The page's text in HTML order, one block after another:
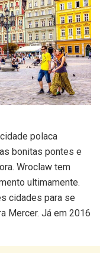
polaca
bonitas pontes e
Wroclaw tem
ultimamente.
cidades para se
Mercer. Já em 2016